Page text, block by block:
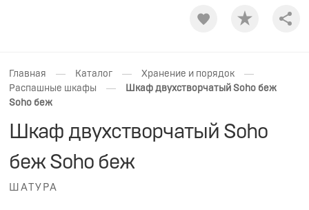
Главная — Каталог — Хранение и порядок —
Распашные шкафы —
Шкаф двухстворчатый Soho беж
Soho беж
Шкаф двухстворчатый Soho
беж Soho беж
ШАТУРА